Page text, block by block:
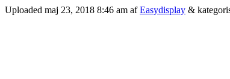
Uploaded maj 23, 2018 8:46 am afEasydisplay &